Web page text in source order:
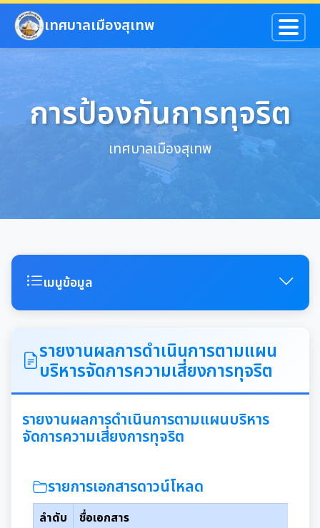
ข้ามไปยังเนื้อหาหลัก
เทศบาลเมืองสุเทพ
การป้องกันการทุจริต
เทศบาลเมืองสุเทพ
เมนูข้อมูล
คำแถลงนโยบายนายกเทศมนตรีเมืองสุเทพ
ข้อมูลทั่วไปเกี่ยวกับเทศบาล
อำนาจหน้าที่ของเทศบาล
แผนการดำเนินงาน
รายงานผลการดำเนินการตามแผน
บริหารจัดการความเสี่ยงการทุจริต
รายงานผลการดำเนินการตามแผนบริหาร
จัดการความเสี่ยงการทุจริต
รายการเอกสารดาวน์โหลด
ลำดับ
ชื่อเอกสาร